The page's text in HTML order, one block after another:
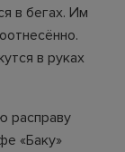
в бегах. Им
в руках
расправу
«Баку»